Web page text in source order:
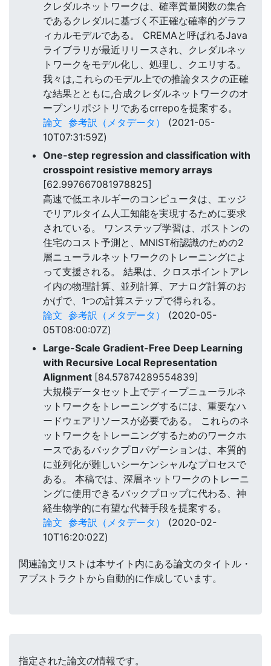
クレダルネットワークは、確率質量関数の集合
であるクレダルに基づく不正確な確率的グラフ
ィカルモデルである。 CREMAと呼ばれるJava
ライブラリが最近リリースされ、クレダルネッ
トワークをモデル化し、処理し、クエリする。
我々は,これらのモデル上での推論タスクの正確
な結果とともに,合成クレダルネットワークのオ
ープンリポジトリであるcrrepoを提案する。
論文 参考訳（メタデータ）
(2021-05-
10T07:31:59Z)
One-step regression and classification with
crosspoint resistive memory arrays
[62.997667081978825]
高速で低エネルギーのコンピュータは、エッジ
でリアルタイム人工知能を実現するために要求
されている。 ワンステップ学習は、ボストンの
住宅のコスト予測と、MNIST桁認識のための2
層ニューラルネットワークのトレーニングによ
って支援される。 結果は、クロスポイントアレ
イ内の物理計算、並列計算、アナログ計算のお
かげで、1つの計算ステップで得られる。
論文 参考訳（メタデータ）
(2020-05-
05T08:00:07Z)
Large-Scale Gradient-Free Deep Learning
with Recursive Local Representation
Alignment [84.57874289554839]
大規模データセット上でディープニューラルネ
ットワークをトレーニングするには、重要なハ
ードウェアリソースが必要である。 これらのネ
ットワークをトレーニングするためのワークホ
ースであるバックプロパゲーションは、本質的
に並列化が難しいシーケンシャルなプロセスで
ある。 本稿では、深層ネットワークのトレーニ
ングに使用できるバックプロップに代わる、神
経生物学的に有望な代替手段を提案する。
論文 参考訳（メタデータ）
(2020-02-
10T16:20:02Z)
関連論文リストは本サイト内にある論文のタイトル・
アブストラクトから自動的に作成しています。
指定された論文の情報です。